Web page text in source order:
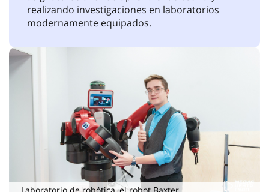
Tran Duc Dai, Vietnam
profesores y el personal están siempre
atentos, nos ayudan y explican en detalle el
material en clase. Las conferencias son
interesantes. Podemos dominar las
asignaturas a fondo aprendiendo teoría y
realizando investigaciones en laboratorios
modernamente equipados.